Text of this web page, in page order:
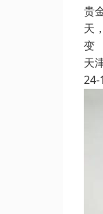
贵
天
变
天
24-